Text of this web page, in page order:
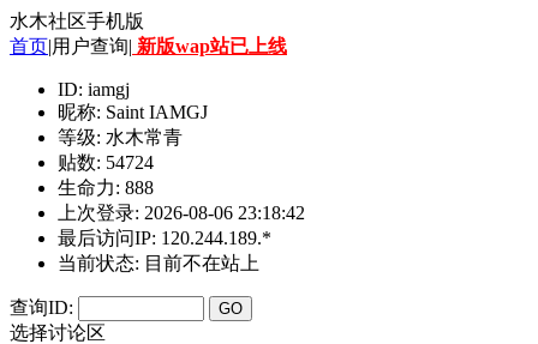
水木社区手机版
首页|用户查询| 新版wap站已上线
ID: iamgj
昵称: Saint IAMGJ
等级: 水木常青
贴数: 54724
生命力: 888
上次登录: 2026-08-06 23:18:42
最后访问IP: 120.244.189.*
当前状态: 目前不在站上
查询ID:
选择讨论区